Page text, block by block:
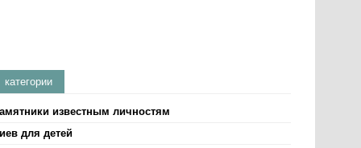
категории
известным личностям
для детей